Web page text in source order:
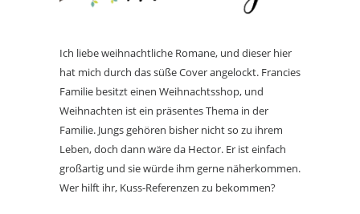
Ich liebe weihnachtliche Romane, und dieser hier
hat mich durch das süße Cover angelockt. Francies
Familie besitzt einen Weihnachtsshop, und
Weihnachten ist ein präsentes Thema in der
Familie. Jungs gehören bisher nicht so zu ihrem
Leben, doch dann wäre da Hector. Er ist einfach
großartig und sie würde ihm gerne näherkommen.
Wer hilft ihr, Kuss-Referenzen zu bekommen?